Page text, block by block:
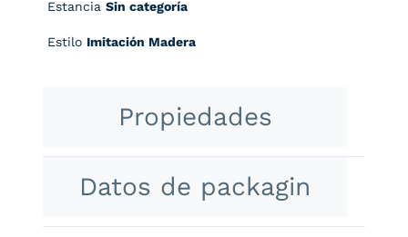
Estancia Sin categoría
Estilo Imitación Madera
Propiedades
Datos de packagin